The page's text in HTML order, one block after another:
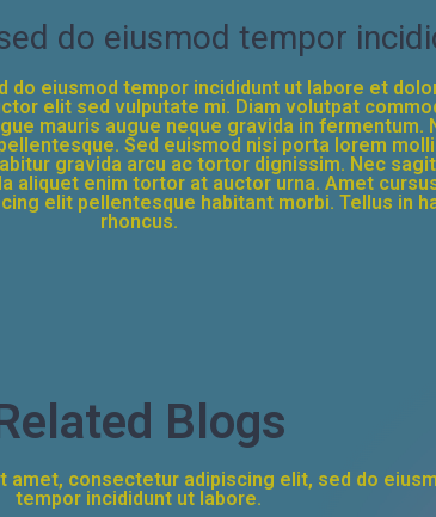
do eiusmod tempor
eiusmod tempor incididunt ut labore et
elit sed vulputate mi. Diam volutpat
mauris augue neque gravida in fermentum.
Sed euismod nisi porta lorem
gravida arcu ac tortor dignissim. Nec
aliquet enim tortor at auctor urna. Amet
elit pellentesque habitant morbi. Tellus in
rhoncus.
Blogs
amet, consectetur adipiscing elit, sed do
tempor incididunt ut labore.